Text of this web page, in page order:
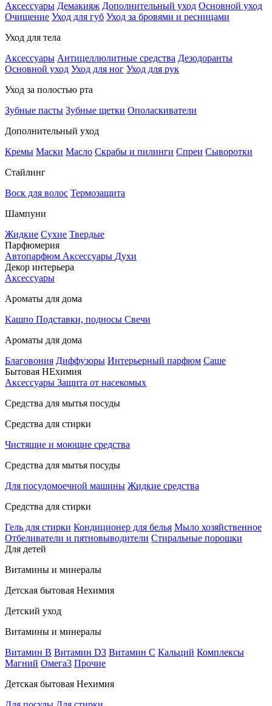
Аксессуары Демакияж Дополнительный уход Основной уход
Очищение Уход для губ Уход за бровями и ресницами
Уход для тела
Аксессуары Антицеллюлитные средства Дезодоранты
Основной уход Уход для ног Уход для рук
Уход за полостью рта
Зубные пасты Зубные щетки Ополаскиватели
Дополнительный уход
Кремы Маски Масло Скрабы и пилинги Спреи Сыворотки
Стайлинг
Воск для волос Термозащита
Шампуни
Жидкие Сухие Твердые
Парфюмерия
Автопарфюм Аксессуары Духи
Декор интерьера
Аксессуары
Ароматы для дома
Кашпо Подставки, подносы Свечи
Ароматы для дома
Благовония Диффузоры Интерьерный парфюм Саше
Бытовая НЕхимия
Аксессуары Защита от насекомых
Средства для мытья посуды
Средства для стирки
Чистящие и моющие средства
Средства для мытья посуды
Для посудомоечной машины Жидкие средства
Средства для стирки
Гель для стирки Кондиционер для белья Мыло хозяйственное
Отбеливатели и пятновыводители Стиральные порошки
Для детей
Витамины и минералы
Детская бытовая Нехимия
Детский уход
Витамины и минералы
Витамин В Витамин D3 Витамин С Кальций Комплексы
Магний Омега3 Прочие
Детская бытовая Нехимия